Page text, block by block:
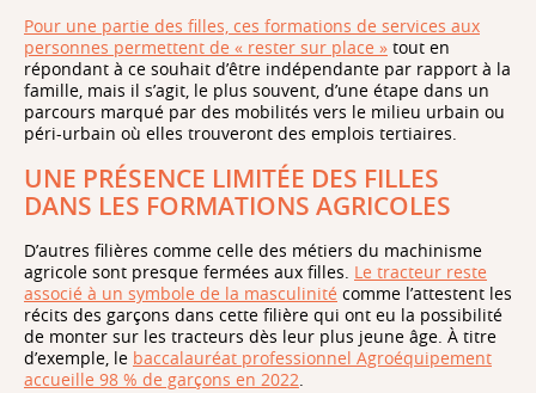
Pour une partie des filles, ces formations de services aux
personnes permettent de « rester sur place » tout en
répondant à ce souhait d’être indépendante par rapport à la
famille, mais il s’agit, le plus souvent, d’une étape dans un
parcours marqué par des mobilités vers le milieu urbain ou
péri-urbain où elles trouveront des emplois tertiaires.
UNE PRÉSENCE LIMITÉE DES FILLES
DANS LES FORMATIONS AGRICOLES
D’autres filières comme celle des métiers du machinisme
agricole sont presque fermées aux filles. Le tracteur reste
associé à un symbole de la masculinité comme l’attestent les
récits des garçons dans cette filière qui ont eu la possibilité
de monter sur les tracteurs dès leur plus jeune âge. À titre
d’exemple, le baccalauréat professionnel Agroéquipement
accueille 98 % de garçons en 2022.